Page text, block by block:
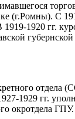
(г.Ромны). С
1920 гг.
отдела
1929 гг.
окротдела ГПУ.